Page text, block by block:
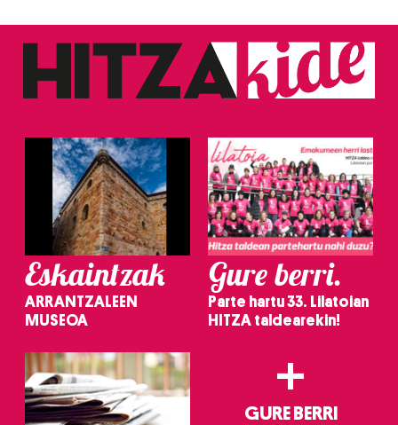
Eskaintzak
ARRANTZALEEN
MUSEOA
Gure berri.
Parte hartu 33. Lilatoian
HITZA taldearekin!
+
GURE BERRI